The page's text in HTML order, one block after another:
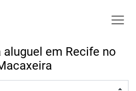
aluguel em Recife no